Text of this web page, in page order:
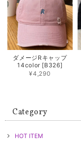
ダメージRキャップ
14color [B326]
¥4,290
Category
HOT ITEM